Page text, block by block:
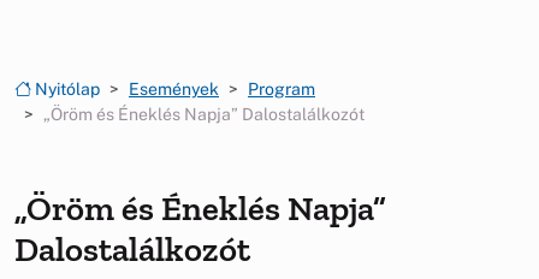
Nyitólap Események
Program
„Öröm és Éneklés Napja” Dalostalálkozót
„Öröm és Éneklés Napja”
Dalostalálkozót